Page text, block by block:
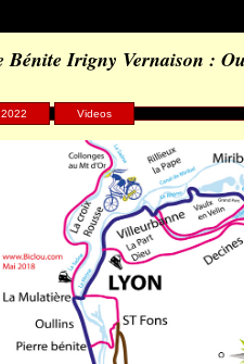
Irigny Vernaison :
Videos